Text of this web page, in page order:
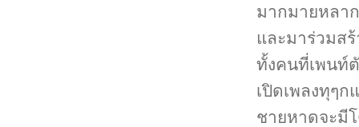
มากมายหลา
และมาร่วมส
ทั้งคนที่เพนท์
เปิดเพลงทุๆ
ชายหาดจะมี